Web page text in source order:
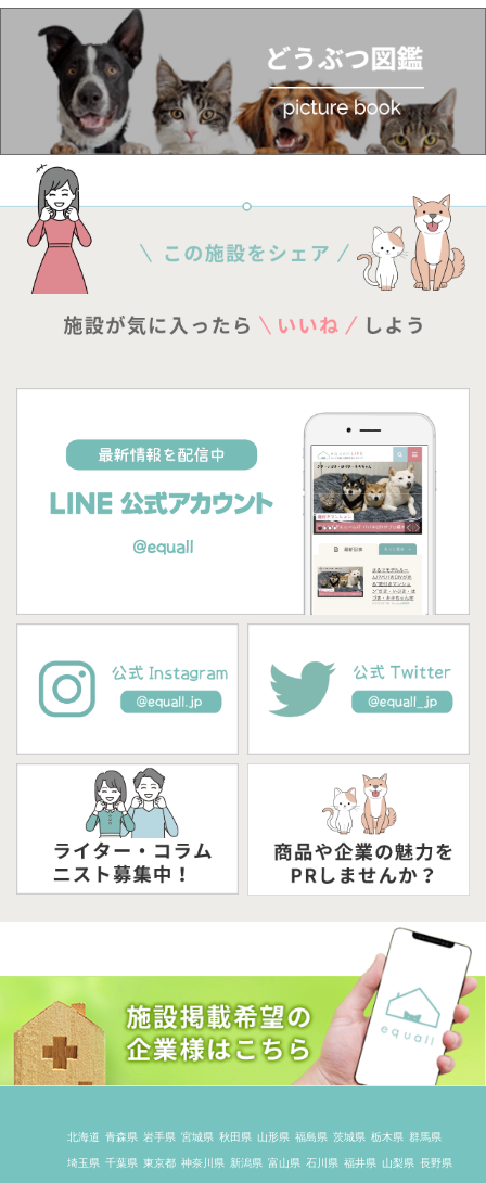
北海道 青森県 岩手県 宮城県 秋田県 山形県 福島県 茨城県 栃木県 群馬県
埼玉県 千葉県 東京都 神奈川県 新潟県 富山県 石川県 福井県 山梨県 長野県